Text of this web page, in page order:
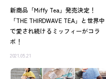
新商品「Miffy Tea」発売決定！
「THE THIRDWAVE TEA」と世界中
で愛され続けるミッフィーがコラ
ボ！
2021.05.21